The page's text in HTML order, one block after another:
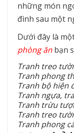
những món
đình sau một
Dưới đây là
phòng ăn bạn
Tranh treo
Tranh phong
Tranh bộ hiện
Tranh ngựa,
Tranh trừu
Tranh treo
Tranh phong